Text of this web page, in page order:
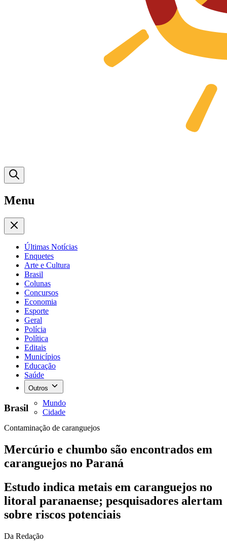
Menu
Últimas Notícias
Enquetes
Arte e Cultura
Brasil
Colunas
Concursos
Economia
Esporte
Geral
Polícia
Política
Editais
Municípios
Educação
Saúde
Outros
Mundo
Cidade
Brasil
Contaminação de caranguejos
Mercúrio e chumbo são encontrados em
caranguejos no Paraná
Estudo indica metais em caranguejos no
litoral paranaense; pesquisadores alertam
sobre riscos potenciais
Da Redação